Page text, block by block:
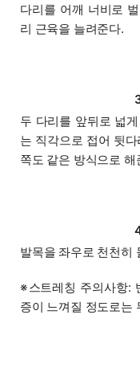
다리를 어깨 너비로
리 근육을 늘려준다.
두 다리를 앞뒤로 넓
는 직각으로 접어 뒷
쪽도 같은 방식으로 해
발목을 좌우로 천천히
※스트레칭 주의사항:
증이 느껴질 정도로는